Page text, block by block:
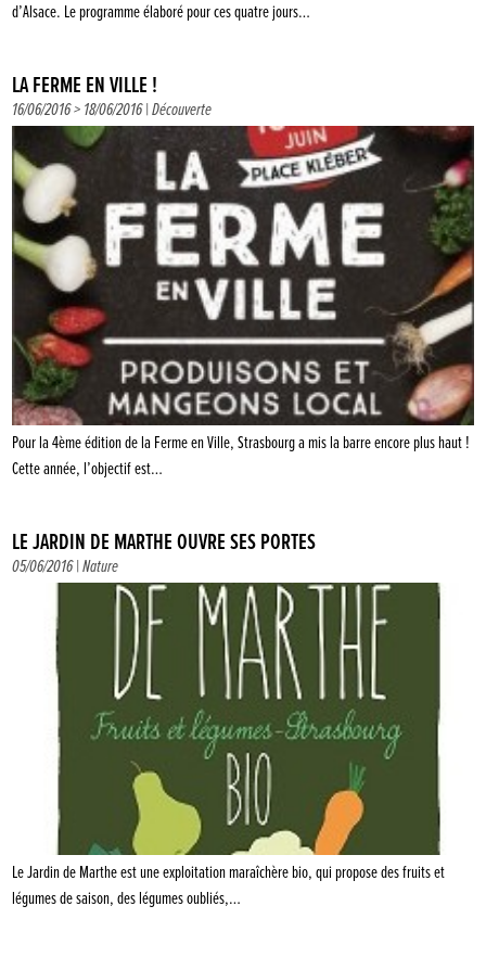
d’Alsace. Le programme élaboré pour ces quatre jours…
LA FERME EN VILLE !
16/06/2016 > 18/06/2016 |Découverte
Pour la 4ème édition de la Ferme en Ville, Strasbourg a mis la barre encore plus haut !
Cette année, l’objectif est…
LE JARDIN DE MARTHE OUVRE SES PORTES
05/06/2016 |Nature
Le Jardin de Marthe est une exploitation maraîchère bio, qui propose des fruits et
légumes de saison, des légumes oubliés,…